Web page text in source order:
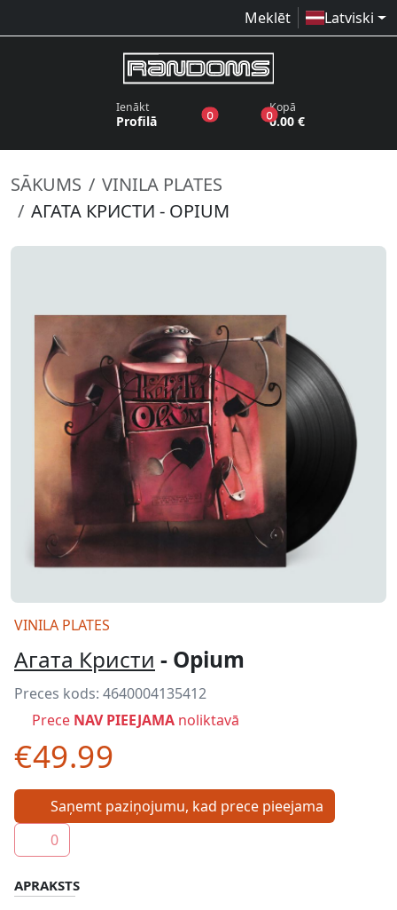
Meklēt Latviski
Ienākt
Profilā 0produkti vēlmju sarakstā
0produkti grozā
Kopā
0.00 €
SĀKUMS
VINILA PLATES
АГАТА КРИСТИ - OPIUM
VINILA PLATES
Агата Кристи - Opium
Preces kods: 4640004135412
Prece NAV PIEEJAMA noliktavā
€49.99
Saņemt paziņojumu, kad prece pieejama
0
APRAKSTS